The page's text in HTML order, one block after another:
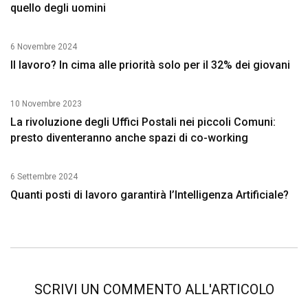
quello degli uomini
6 Novembre 2024
Il lavoro? In cima alle priorità solo per il 32% dei giovani
10 Novembre 2023
La rivoluzione degli Uffici Postali nei piccoli Comuni:
presto diventeranno anche spazi di co-working
6 Settembre 2024
Quanti posti di lavoro garantirà l’Intelligenza Artificiale?
SCRIVI UN COMMENTO ALL'ARTICOLO